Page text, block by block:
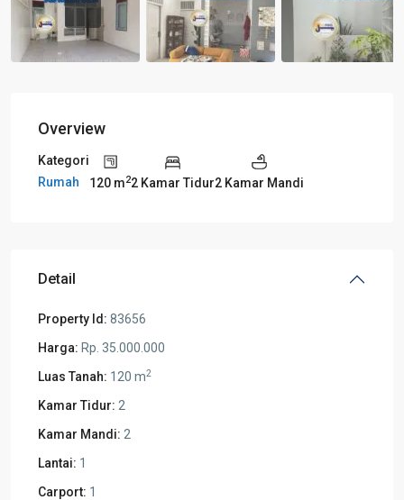
Overview
Kategori
Rumah
120 m22 Kamar Tidur2 Kamar Mandi
Detail
Property Id: 83656
Harga: Rp. 35.000.000
Luas Tanah: 120 m2
Kamar Tidur: 2
Kamar Mandi: 2
Lantai: 1
Carport: 1